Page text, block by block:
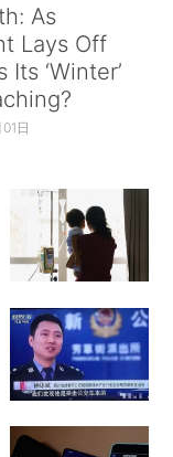
As
Lays Off
Its ‘Winter’
日